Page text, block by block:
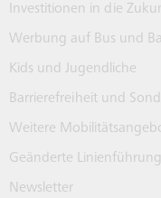
Investitionen in die
Werbung auf Bus und
Kids und Jugendliche
Barrierefreiheit und
Weitere
Geänderte Linienführung
Newsletter